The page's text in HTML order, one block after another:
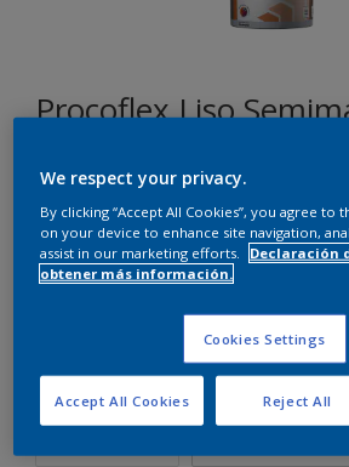
Procoflex Liso
H2.04.88
Tamaño
Cantidad Calculadora de
We respect your privacy.
By clicking “Accept All Cookies”, you agree to
on your device to enhance site navigation,
assist in our marketing efforts.
Declaración
obtener más información.
Cookies Settings
Reject All
Accept All Cookies